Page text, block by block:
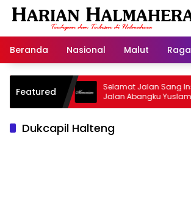
Langsung
Beranda
Nasional Malut
Featured
Selamat Jalan Sang
Jalan Abangku Yuslam Idris
Dukcapil Halteng